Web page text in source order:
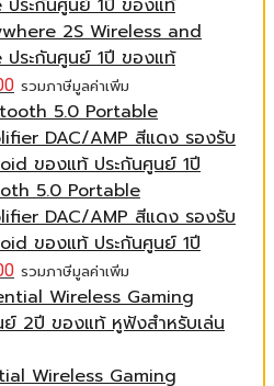
2S Wireless and
ระกันศูนย์ 1ปี ของแท้
รวมภาษีมูลค่าเพิ่ม
5.0 Portable
DAC/AMP สีแดง รองรับ
ของแท้ ประกันศูนย์ 1ปี
รวมภาษีมูลค่าเพิ่ม
Wireless Gaming